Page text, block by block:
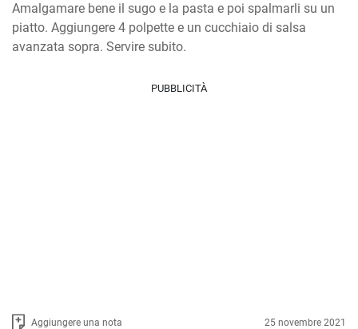
Amalgamare bene il sugo e la pasta e poi spalmarli su un
piatto. Aggiungere 4 polpette e un cucchiaio di salsa
avanzata sopra. Servire subito.
PUBBLICITÀ
Aggiungere una nota 25 novembre 2021